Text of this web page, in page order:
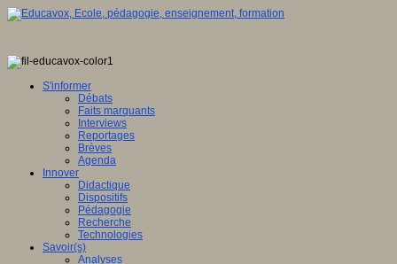
S'informer
Débats
Faits marquants
Interviews
Reportages
Brèves
Agenda
Innover
Didactique
Dispositifs
Pédagogie
Recherche
Technologies
Savoir(s)
Analyses